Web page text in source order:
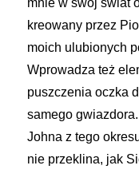
kreowany przez
moich ulubionych
Wprowadza też
puszczenia oczka
samego
Johna z tego
nie przeklina, jak